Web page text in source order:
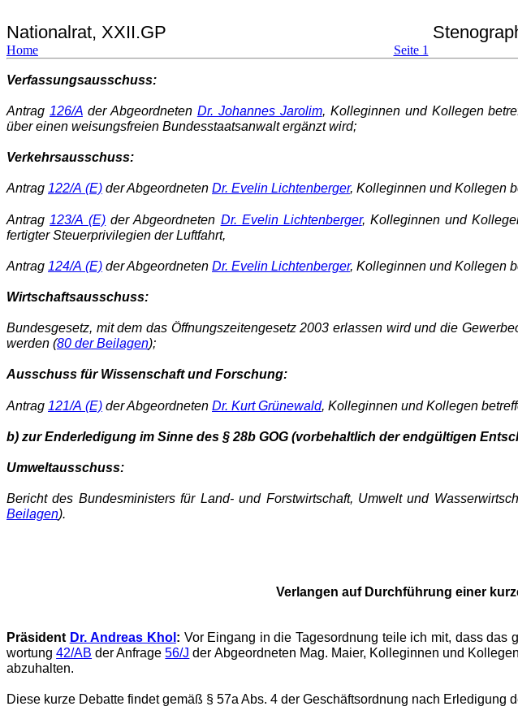
Nationalrat, XXII.GP
Home Seite 1
Verfassungsausschuss:
Antrag 126/Ader Abgeordneten Dr. Johannes Jarolim, Kolleginnen und Kollegen
über einen weisungsfreien Bundesstaatsanwalt ergänzt wird;
Verkehrsausschuss:
Antrag 122/A (E) der Abgeordneten Dr. Evelin Lichtenberger, Kolleginnen und Kollegen
Antrag 123/A (E) der Abgeordneten Dr. Evelin Lichtenberger, Kolleginnen und
fertigter Steuerprivilegien der Luftfahrt,
Antrag 124/A (E) der Abgeordneten Dr. Evelin Lichtenberger, Kolleginnen und Kollegen
Wirtschaftsausschuss:
Bundesgesetz, mit dem das Öffnungszeitengesetz 2003 erlassen wird und die
werden (80 der Beilagen);
Ausschuss für Wissenschaft und Forschung:
Antrag 121/A (E) der Abgeordneten Dr. Kurt Grünewald, Kolleginnen und Kollegen
b) zur Enderledigung im Sinne des § 28b GOG (vorbehaltlich der endgültigen
Umweltausschuss:
Bericht des Bundesministers für Land- und Forstwirtschaft, Umwelt und
Beilagen).
Verlangen auf Durchführung einer
Präsident Dr. Andreas Khol : Vor Eingang in die Tagesordnung teile ich mit, dass
wor­tung42/AB der Anfrage56/J der Abgeordneten Mag. Maier, Kolleginnen und
abzuhalten.
Diese kurze Debatte findet gemäß § 57a Abs. 4 der Geschäftsordnung nach Erledigung